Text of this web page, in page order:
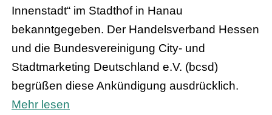
Innenstadt“ im Stadthof in Hanau
bekanntgegeben. Der Handelsverband Hessen
und die Bundesvereinigung City- und
Stadtmarketing Deutschland e.V. (bcsd)
begrüßen diese Ankündigung ausdrücklich.
Mehr lesen